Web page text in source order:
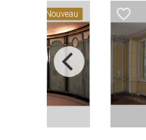
favorite_border
Nouveau